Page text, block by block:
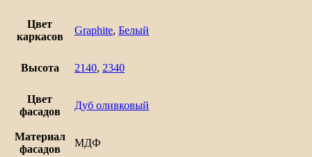
и
ящиком
технику
Цвет
каркасов
Graphite, Белый
Высота 2140, 2340
Цвет
фасадов
Дуб оливковый
Материал
фасадов
МДФ